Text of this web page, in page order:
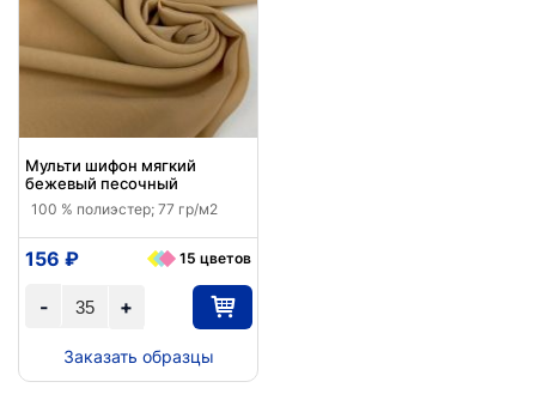
Мульти шифон мягкий
бежевый песочный
100 % полиэстер; 77 гр/м2
+
-
156 ₽ 15 цветов
Заказать образцы